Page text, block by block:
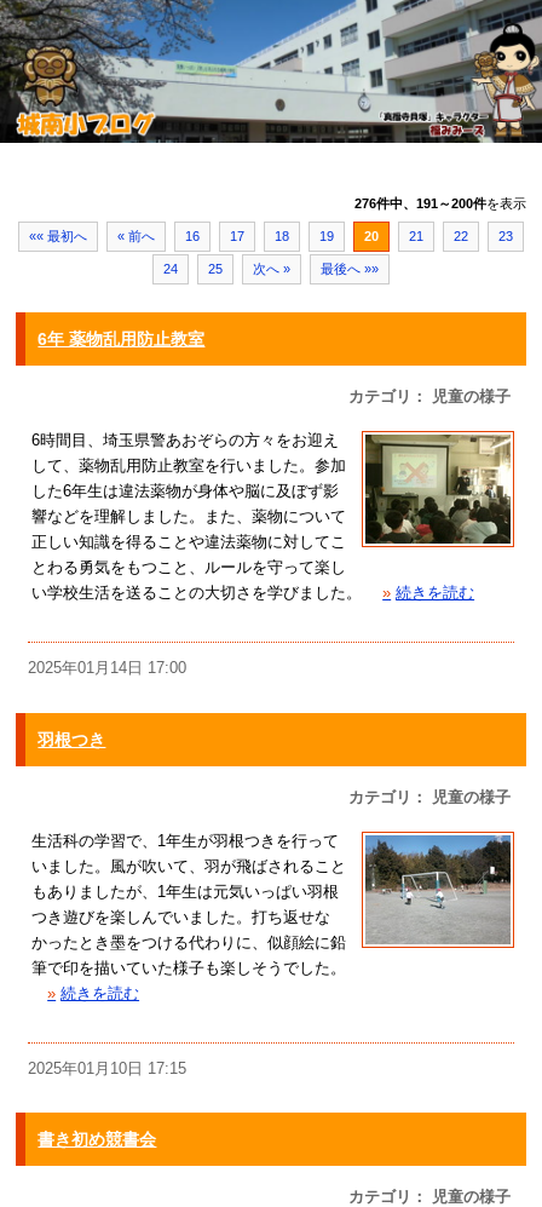
276件中、191～200件を表示
«« 最初へ « 前へ 16 17 18 19 20 21 22 23
24 25 次へ » 最後へ »»
6年 薬物乱用防止教室
カテゴリ： 児童の様子
6時間目、埼玉県警あおぞらの方々をお迎え
して、薬物乱用防止教室を行いました。参加
した6年生は違法薬物が身体や脳に及ぼず影
響などを理解しました。また、薬物について
正しい知識を得ることや違法薬物に対してこ
とわる勇気をもつこと、ルールを守って楽し
い学校生活を送ることの大切さを学びました。
» 続きを読む
2025年01月14日 17:00
羽根つき
カテゴリ： 児童の様子
生活科の学習で、1年生が羽根つきを行って
いました。風が吹いて、羽が飛ばされること
もありましたが、1年生は元気いっぱい羽根
つき遊びを楽しんでいました。打ち返せな
かったとき墨をつける代わりに、似顔絵に鉛
筆で印を描いていた様子も楽しそうでした。
» 続きを読む
2025年01月10日 17:15
書き初め競書会
カテゴリ： 児童の様子